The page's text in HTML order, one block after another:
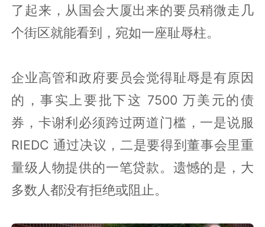
了起来，从国会大厦出来的要员稍微走几
个街区就能看到，宛如一座耻辱柱。
企业高管和政府要员会觉得耻辱是有原因
的，事实上要批下这 7500 万美元的债
券，卡谢利必须跨过两道门槛，一是说服
RIEDC 通过决议，二是要得到董事会里重
量级人物提供的一笔贷款。遗憾的是，大
多数人都没有拒绝或阻止。